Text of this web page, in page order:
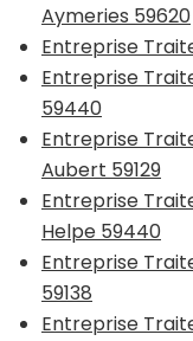
Aymeries 59620
Entreprise
Entreprise
59440
Entreprise
Aubert 59129
Entreprise
Helpe 59440
Entreprise
59138
Entreprise